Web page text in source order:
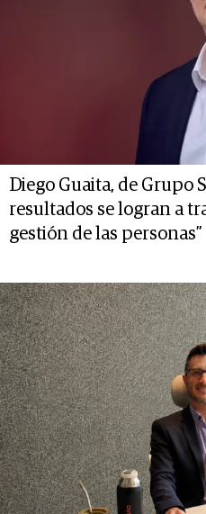
Diego Guaita, de Grupo
resultados se logran a
gestión de las personas”